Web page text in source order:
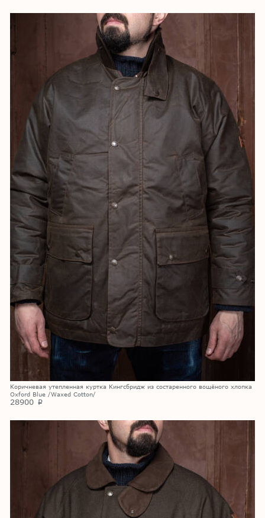
Коричневая утепленная куртка Кингсбридж из состаренного вощёного хлопка
Oxford Blue /Waxed Cotton/
28900 p